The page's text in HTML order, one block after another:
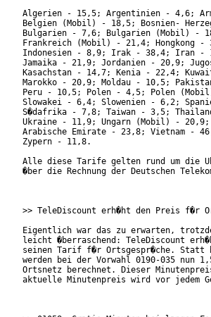
Algerien - 15,5; Argentinien - 4,6;
Belgien (Mobil) - 18,5; Bosnien-
Bulgarien - 7,6; Bulgarien (Mobil) -
Frankreich (Mobil) - 21,4; Hongkong
Indonesien - 8,9; Irak - 38,4; Iran -
Jamaika - 21,9; Jordanien - 20,9;
Kasachstan - 14,7; Kenia - 22,4;
Marokko - 20,9; Moldau - 10,5;
Peru - 10,5; Polen - 4,5; Polen
Slowakei - 6,4; Slowenien - 6,2;
S�dafrika - 7,8; Taiwan - 3,5;
Ukraine - 11,9; Ungarn (Mobil) -
Arabische Emirate - 23,8; Vietnam -
Zypern - 11,8.
Alle diese Tarife gelten rund um die
�ber die Rechnung der Deutschen
>> TeleDiscount erh�ht den Preis f�r
Eigentlich war das zu erwarten,
leicht �berraschend: TeleDiscount
seinen Tarif f�r Ortsgespr�che. Statt
werden bei der Vorwahl 0190-035 nun
Ortsnetz berechnet. Dieser
aktuelle Minutenpreis wird vor jedem